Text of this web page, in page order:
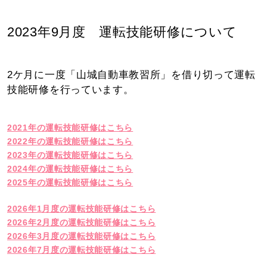
2023年9月度 運転技能研修について
2ケ月に一度「山城自動車教習所」を借り切って運転
技能研修を行っています。
2021年の運転技能研修はこちら
2022年の運転技能研修はこちら
2023年の運転技能研修はこちら
2024年の運転技能研修はこちら
2025年の運転技能研修はこちら
2026年1月度の運転技能研修はこちら
2026年2月度の運転技能研修はこちら
2026年3月度の運転技能研修はこちら
2026年7月度の運転技能研修はこちら